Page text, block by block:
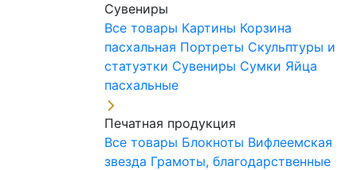
Сувениры
Все товары Картины Корзина
пасхальная Портреты Скульптуры и
статуэтки Сувениры Сумки Яйца
пасхальные
Печатная продукция
Все товары Блокноты Вифлеемская
звезда Грамоты, благодарственные